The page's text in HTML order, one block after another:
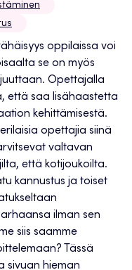
oppilaissa voi
se on myös
Opettajalla
että saa lisähaastetta
kehittämisestä.
opettajia siinä
valtavan
että kotijoukoilta.
kannustus ja toiset
ilman sen
siis saamme
Tässä
sivuan hieman